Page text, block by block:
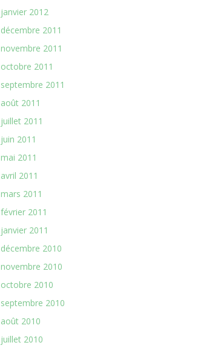
janvier 2012
décembre 2011
novembre 2011
octobre 2011
septembre 2011
août 2011
juillet 2011
juin 2011
mai 2011
avril 2011
mars 2011
février 2011
janvier 2011
décembre 2010
novembre 2010
octobre 2010
septembre 2010
août 2010
juillet 2010